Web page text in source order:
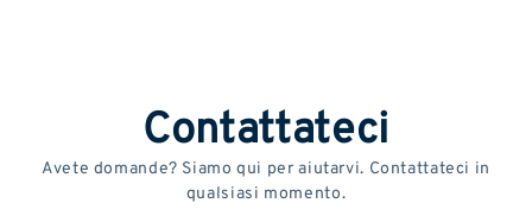
Contattateci
Avete domande? Siamo qui per aiutarvi. Contattateci in
qualsiasi momento.